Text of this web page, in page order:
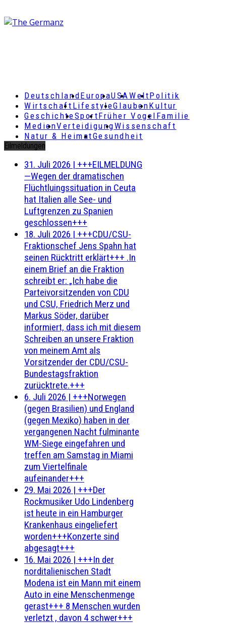
DeutschlandEuropaUSAWeltPolitik
Wirtschaft LifestyleGlaubenKultur
GeschichteSportFrüher Vogel Familie
MedienVerteidigungWissenschaft
Natur & HeimatGesundheit
Eilmeldungen
31. Juli 2026 | +++EILMELDUNG
—Wegen der dramatischen
Flüchtluingssituation in Ceuta
hat Italien alle See- und
Luftgrenzen zu Spanien
geschlossen+++
18. Juli 2026 | +++CDU/CSU-
Fraktionschef Jens Spahn hat
seinen Rücktritt erklärt+++ .In
einem Brief an die Fraktion
schreibt er: „Ich habe die
Parteivorsitzenden von CDU
und CSU, Friedrich Merz und
Markus Söder, darüber
informiert, dass ich mit diesem
Schreiben an unsere Fraktion
von meinem Amt als
Vorsitzender der CDU/CSU-
Bundestagsfraktion
zurücktrete.+++
6. Juli 2026 | +++Norwegen
(gegen Brasilien) und England
(gegen Mexiko) haben in der
vergangenen Nacht fulminante
WM-Siege eingefahren und
treffen am Samstag in Miami
zum Viertelfinale
aufeinander+++
29. Mai 2026 | +++Der
Rockmusiker Udo Lindenberg
ist heute in ein Hamburger
Krankenhaus eingeliefert
worden+++Konzerte sind
abgesagt+++
16. Mai 2026 | +++In der
norditalienischen Stadt
Modena ist ein Mann mit einem
Auto in eine Menschenmenge
gerast+++ 8 Menschen wurden
verletzt , davon 4 schwer+++